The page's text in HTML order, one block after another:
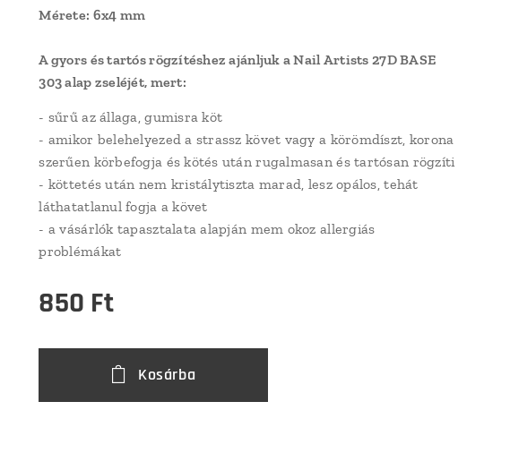
Mérete: 6x4 mm
A gyors és tartós rögzítéshez ajánljuk a Nail Artists 27D BASE
303 alap zseléjét, mert:
- sűrű az állaga, gumisra köt
- amikor belehelyezed a strassz követ vagy a körömdíszt, korona
szerűen körbefogja és kötés után rugalmasan és tartósan rögzíti
- köttetés után nem kristálytiszta marad, lesz opálos, tehát
láthatatlanul fogja a követ
- a vásárlók tapasztalata alapján mem okoz allergiás
problémákat
850 Ft
Kosárba